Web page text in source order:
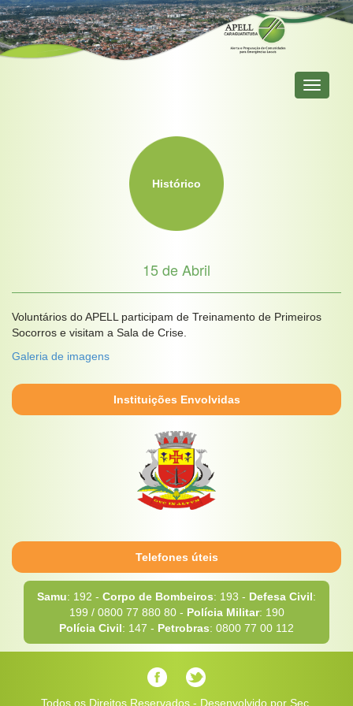
Primary
Menu
Histórico
15 de Abril
Voluntários do APELL participam de Treinamento de Primeiros
Socorros e visitam a Sala de Crise.
Galeria de imagens
Instituições Envolvidas
Telefones úteis
Samu: 192 - Corpo de Bombeiros: 193 - Defesa Civil:
199 / 0800 77 880 80 - Polícia Militar: 190
Polícia Civil: 147 - Petrobras: 0800 77 00 112
Todos os Direitos Reservados - Desenvolvido por Sec.